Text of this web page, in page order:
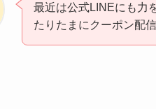
最近は公式LINEにも力
たりたまにクーポン配